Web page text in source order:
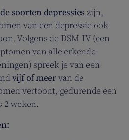
soorten depressies zijn,
van een depressie ook
Volgens de DSM-IV (een
van alle erkende
spreek je van een
vijf of meervan de
vertoont, gedurende een
2 weken.